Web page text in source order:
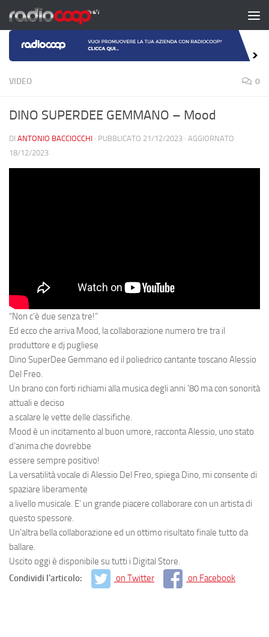
Salta al contenuto
VIDEO 0
DINO SUPERDEE GEMMANO – Mood
DI ANTONIO BACCIOCCHI · PUBBLICATO 21/12/2023 · AGGIORNATO
18/12/2023
“Non c’è due senza tre!”
Ed ecco che arriva Mood, la collaborazione numero tre tra il
produttore e dj pugliese
Dino SuperDee Gemmano ed il poliedrico cantante toscano Alessio
Del Freo.
Un brano con forti richiami alla musica degli anni ’80 ma con sonorità
attuali e deciso
a scalare le vette delle classifiche.
Mood è un incitamento al buon umore, racconta Alessio, uno stato
d’anima che dovrebbe
essere sempre positivo!
La versatilità vocale di Alessio Del Freo, spiega Dino, mi consente di
spaziare liberamente
a livello musicale. E’ un grande piacere collaborare con un artista di
questo spessore.
Un’altra bella collaborazione ed un ottimo risultato finale tutto da
ballare.
Uscito oggi è disponibile su tutti i Digital Store.
Condividi l'articolo:
on Twitter on Facebook